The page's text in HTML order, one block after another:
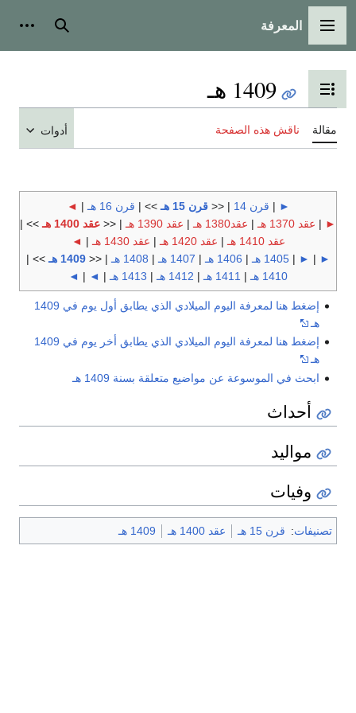
القائمة الرئيسية
المعرفة بحث
تبديل عرض جدول المحتويات
1409 هـ
مقالة ناقش هذه الصفحة أدوات
►
| قرن 14 | <<قرن 15 هـ >> | قرن 16 هـ |
◄
►
| عقد 1370 هـ | عقد1380 هـ | عقد 1390 هـ | << عقد 1400 هـ
>> |
عقد 1410 هـ
| عقد 1420 هـ | عقد 1430 هـ |
◄
►
|
►
|1405 هـ | 1406 هـ | 1407 هـ | 1408 هـ | <<1409 هـ
>> |
1410 هـ
| 1411 هـ | 1412 هـ | 1413 هـ |
◄
|
◄
إضغط هنا لمعرفة اليوم الميلادي الذي يطابق أول يوم في 1409
هـ
إضغط هنا لمعرفة اليوم الميلادي الذي يطابق أخر يوم في 1409
هـ
ابحث في الموسوعة عن مواضيع متعلقة بسنة 1409 هـ
أحداث
مواليد
وفيات
تصنيفات: قرن 15 هـ عقد 1400 هـ 1409 هـ